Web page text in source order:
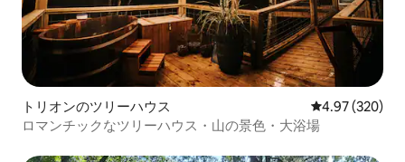
トリオンのツリーハウス レビュー320
4.97 (320)
ロマンチックなツリーハウス・山の景色・大浴場